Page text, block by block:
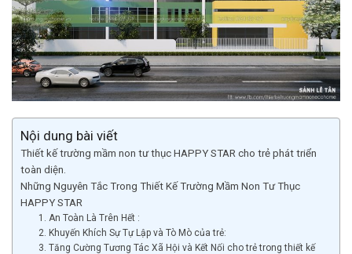
Nội dung bài viết
Thiết kế trường mầm non tư thục HAPPY STAR cho trẻ phát triển
toàn diện.
Những Nguyên Tắc Trong Thiết Kế Trường Mầm Non Tư Thục
HAPPY STAR
1. An Toàn Là Trên Hết :
2. Khuyến Khích Sự Tự Lập và Tò Mò của trẻ:
3. Tăng Cường Tương Tác Xã Hội và Kết Nối cho trẻ trong thiết kế